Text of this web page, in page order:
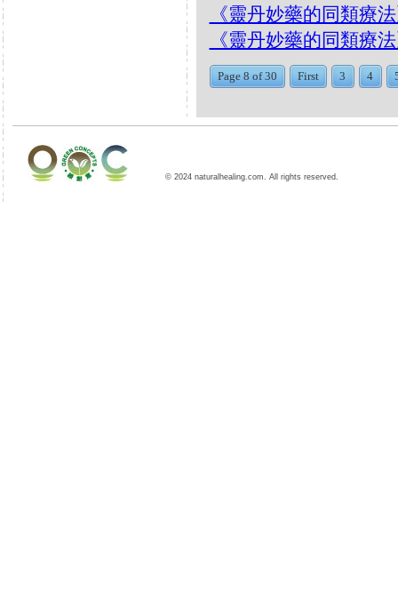
《靈丹妙藥的同類療
《靈丹妙藥的同類療
Page 8 of 30 First 3 4
© 2024 naturalhealing.com. All rights reserved.